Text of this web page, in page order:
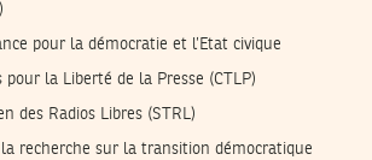
pour la démocratie et l’Etat civique
pour la Liberté de la Presse (CTLP)
des Radios Libres (STRL)
la recherche sur la transition démocratique